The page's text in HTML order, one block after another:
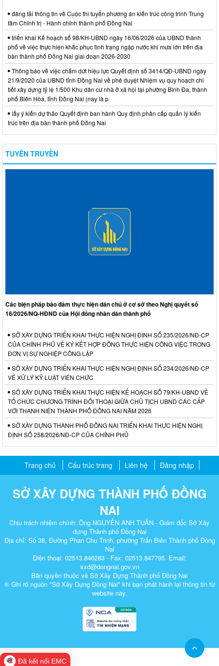
đăng tải thông tin về Cuộc thi tuyển phương án kiến trúc công trình Trung
tâm Chính trị - Hành chính thành phố Đồng Nai
triển khai Kế hoạch số 98/KH-UBND ngày 16/06/2026 của UBND thành
phố về việc thực hiện khắc phục tình trạng ngập nước khi mưa lớn trên địa
bàn thành phố Đồng Nai giai đoạn 2026-2030
Thông báo về việc chấm dứt hiệu lực Quyết định số 3414/QĐ-UBND ngày
21/9/2020 của UBND tỉnh Đồng Nai về phê duyệt Nhiệm vụ quy hoạch chi
tiết xây dựng tỷ lệ 1/500 Khu dân cư nhà ở xã hội tại phường Bình Đa, thành
phố Biên Hòa, tỉnh Đồng Nai (nay là p
lấy ý kiến dự thảo Quyết định ban hành Quy định phân cấp quản lý kiến
trúc trên địa bàn thành phố Đồng Nai
TUYÊN TRUYỀN
Các biện pháp bảo đảm thực hiện dân chủ ở cơ sở theo Nghị quyết số
16/2026/NQ-HĐND của Hội đồng nhân dân thành phố
SỞ XÂY DỰNG TRIỂN KHAI THỰC HIỆN NGHỊ ĐỊNH SỐ 235/2026/NĐ-CP
CỦA CHÍNH PHỦ VỀ KÝ KẾT HỢP ĐỒNG THỰC HIỆN CÔNG VIỆC TRONG
ĐƠN VỊ SỰ NGHIỆP CÔNG LẬP
SỞ XÂY DỰNG TRIỂN KHAI THỰC HIỆN NGHỊ ĐỊNH SỐ 234/2026/NĐ-CP
VỀ XỬ LÝ KỶ LUẬT VIÊN CHỨC
SỞ XÂY DỰNG TRIỂN KHAI THỰC HIỆN KẾ HOẠCH SỐ 79/KH-UBND VỀ
TỔ CHỨC CHƯƠNG TRÌNH ĐỐI THOẠI GIỮA CHỦ TỊCH UBND CÁC CẤP
VỚI THANH NIÊN THÀNH PHỐ ĐỒNG NAI NĂM 2026
SỞ XÂY DỰNG THÀNH PHỐ ĐỒNG NAI TRIỂN KHAI THỰC HIỆN NGHỊ
ĐỊNH SỐ 258/2026/NĐ-CP CỦA CHÍNH PHỦ
Trang chủ Cấu trúc trang Liên hệ Đăng nhập
SỞ XÂY DỰNG THÀNH PHỐ ĐỒNG
NAI
Chịu trách nhiệm chính: Ông NGUYỄN ANH TUẤN - Giám đốc Sở Xây
dựng Thành phố Đồng Nai
Địa chỉ: Số 38, Đường Phan Chu Trinh, phường Trấn Biên Thành phố Đồng
Nai
Điện thoại: 02513.846283 - Fax: 02513.847795. Email:
sxd@dongnai.gov.vn
Bản quyền thuộc về Sở Xây Dựng Thành phố Đồng Nai
® Ghi rõ nguồn "Sở Xây Dựng Đồng Nai" khi bạn phát hành lại thông tin từ
website này.​
Đã kết nối EMC